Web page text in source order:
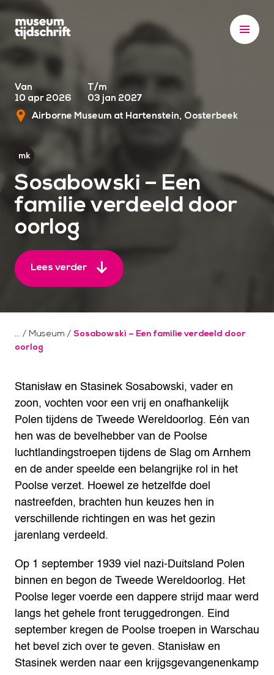
S
e
n
Van
10 apr 2026
T/m
03 jan 2027
Airborne Museum at Hartenstein Oosterbeek
Sosabowski – Een
familie verdeeld door
oorlog
Lees verder
/ Museum / Sosabowski – Een familie verdeeld door
oorlog
Stanisław en Stasinek Sosabowski, vader en
zoon, vochten voor een vrij en onafhankelijk
Polen tijdens de Tweede Wereldoorlog. Eén van
hen was de bevelhebber van de Poolse
luchtlandingstroepen tijdens de Slag om Arnhem
en de ander speelde een belangrijke rol in het
Poolse verzet. Hoewel ze hetzelfde doel
nastreefden, brachten hun keuzes hen in
verschillende richtingen en was het gezin
jarenlang verdeeld.
Op 1 september 1939 viel nazi-Duitsland Polen
binnen en begon de Tweede Wereldoorlog. Het
Poolse leger voerde een dappere strijd maar werd
langs het gehele front teruggedrongen. Eind
september kregen de Poolse troepen in Warschau
het bevel zich over te geven. Stanisław en
Stasinek werden naar een krijgsgevangenenkamp